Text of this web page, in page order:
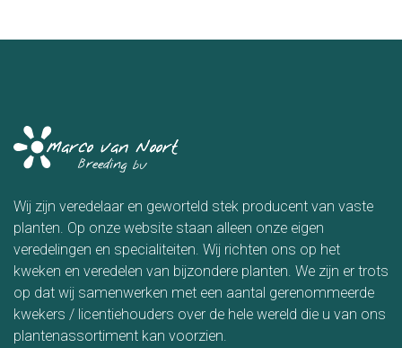
Wij zijn veredelaar en geworteld stek producent van vaste
planten. Op onze website staan alleen onze eigen
veredelingen en specialiteiten. Wij richten ons op het
kweken en veredelen van bijzondere planten. We zijn er trots
op dat wij samenwerken met een aantal gerenommeerde
kwekers / licentiehouders over de hele wereld die u van ons
plantenassortiment kan voorzien.